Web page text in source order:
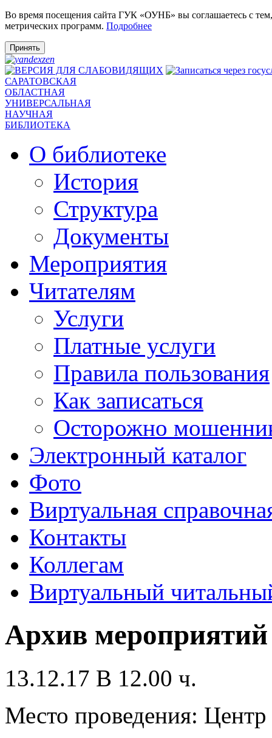
Во время посещения сайта ГУК «ОУНБ» вы соглашаетесь с
метрических программ. Подробнее
Принять
САРАТОВСКАЯ
ОБЛАСТНАЯ
УНИВЕРСАЛЬНАЯ
НАУЧНАЯ
БИБЛИОТЕКА
О библиотеке
История
Структура
Документы
Мероприятия
Читателям
Услуги
Платные услуги
Правила пользования
Как записаться
Осторожно
Электронный каталог
Фото
Виртуальная
Контакты
Коллегам
Виртуальный
Архив мероприятий
13.12.17 В 12.00 ч.
Место проведения: